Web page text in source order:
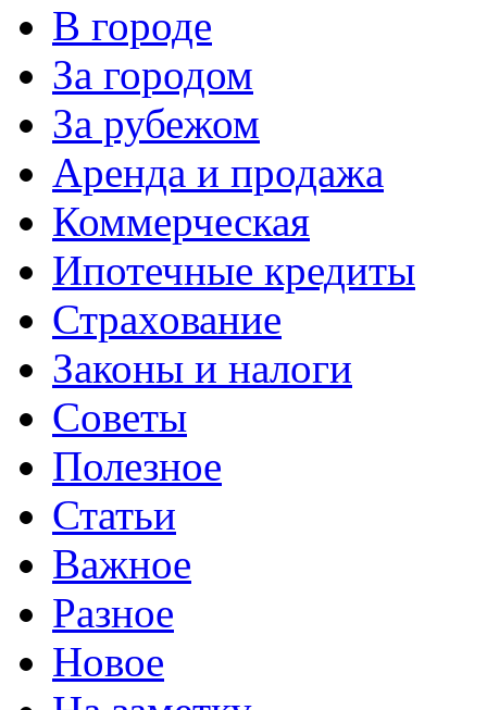
В городе
За городом
За рубежом
Аренда и продажа
Коммерческая
Ипотечные кредиты
Страхование
Законы и налоги
Советы
Полезное
Статьи
Важное
Разное
Новое